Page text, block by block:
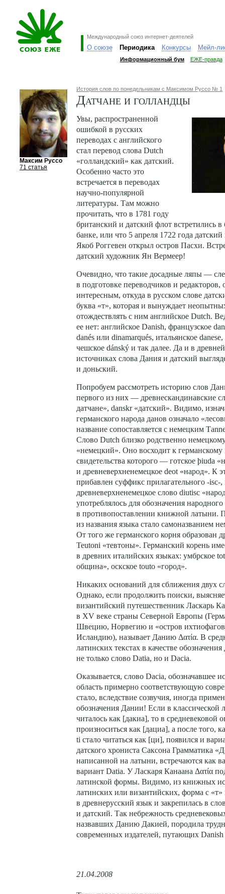
Международный союз интернет-деятелей
О союзе Периодика Конкурсы Мейл-
Информационный бум ЕЖЕ-правда
Максим Руссо
71 статья
История слов по понедельникам с Максимом Руссо № 1
Датчане и голландцы
Увы, распространенной
ошибкой в русских
переводах с английского
стал перевод слова Dutch
«голландский» как датский.
Особенно часто это
встречается в переводах
научно-популярной
литературы. Там можно
прочитать, что в 1781 году
британский и датский флот встретились
банке, или что 5 апреля 1722 года
Якоб Роггевен открыл остров Пасхи.
датский художник Ян Вермеер!
Очевидно, что такие досадные ляпы —
в подготовке переводчиков и редакторов,
интересным, откуда в русском слове
буква «т», которая и вынуждает
отождествлять с ним английское Dutch.
ее нет: английское Danish, французское
danés или dinamarqués, итальянское
чешское dánský и так далее. Да и в
источниках слова Дания и датский
и доньский.
Попробуем рассмотреть историю слов
первого из них — древнескандинавские
датчане», danskr «датский». Видимо,
германского народа данов означало
название сопоставляется с немецким
Слово Dutch близко родственно
«немецкий». Оно восходит к
свидетельства которого — готское þiuda
и древневерхненемецкое deot «народ». К
прибавлен суффикс прилагательного -isc-
древневерхненемецкое слово diutisc
употреблялось для обозначения
в противопоставлении книжной латыни.
из названия языка стало самоназванием
От того же германского корня образован
Teutoni «тевтоны». Германский корень
в древних италийских языках: умбрское
община», оскское touto «город».
Никаких оснований для сближения двух
Однако, если продолжить поиски,
византийский путешественник Ласкарь
в XV веке страны Северной Европы
Швецию, Норвегию и «остров
Исландию), называет Данию Δατία. В
латинских текстах в качестве
не только слово Datia, но и Dacia.
Оказывается, слово Dacia, обозначавшее
область примерно соответствующую
стало, вследствие созвучия, иногда
обозначения Дании! Если в классической
читалось как [дакиа], то в средневековой
произноситься как [дациа], а после того,
ti стало читаться как [ци], появился и
датского хрониста Саксона Грамматика
написанной на латыни, встречаются как
вариант Datia. У Ласкаря Канаана Δατία
латинской формы. Видимо, из книжных
латинских или византийских, форма с
в древнерусский язык и закрепилась в
и датский. Так небрежность
назвавших Данию Дакией, породила
современных издателей, путающих
21.04.2008